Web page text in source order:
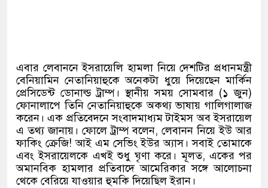
এবার লেবাননে ইসরায়েলি হামলা নিয়ে দেশটির প্রধানমন্ত্রী
বেনিয়ামিন নেতানিয়াহুকে অনেকটা ধুয়ে দিয়েছেন মার্কিন
প্রেসিডেন্ট ডোনাল্ড ট্রাম্প। স্থানীয় সময় সোমবার (১ জুন)
ফোনালাপে তিনি নেতানিয়াহুকে অকথ্য ভাষায় গালিগালাজ
করেন। এক প্রতিবেদনে সংবাদমাধ্যম টাইমস অব ইসরায়েল
এ তথ্য জানায়। ফোলে ট্রাম্প বলেন,লেবানন নিয়ে ইউ আর
ফাকিং ক্রেজি!আই এম সেভিং ইউর অ্যাস। সবাই তোমাকে
এবং ইসরায়েলকে এখই শুধু ঘৃণা করে। মূলত, একের পর
অমানবিক হামলার প্রতিবাদে আমেরিকার সঙ্গে আলোচনা
থেকে বেরিয়ে যাওয়ার হুমকি দিয়েছিল ইরান।